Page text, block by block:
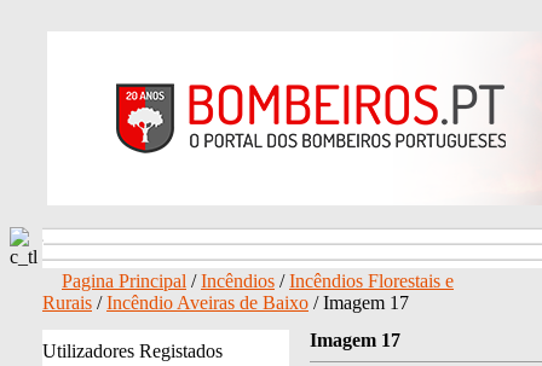
Pagina Principal /Incêndios /Incêndios Florestais e
Rurais /Incêndio Aveiras de Baixo / Imagem 17
Utilizadores Registados
Imagem 17